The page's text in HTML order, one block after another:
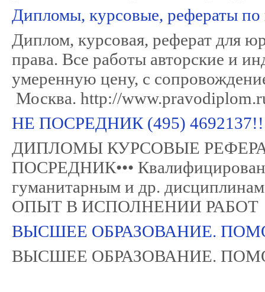
Дипломы, курсовые, рефераты
Диплом, курсовая, реферат для
права. Все работы авторские и
умеренную цену, с
Москва. http://
НЕ ПОСРЕДНИК (495)
ДИПЛОМЫ КУРСОВЫЕ
ПОСРЕДНИК•••
гуманитарным и др.
ОПЫТ В ИСПОЛНЕНИИ РАБОТ
ВЫСШЕЕ ОБРАЗОВАНИЕ.
ВЫСШЕЕ ОБРАЗОВАНИЕ.